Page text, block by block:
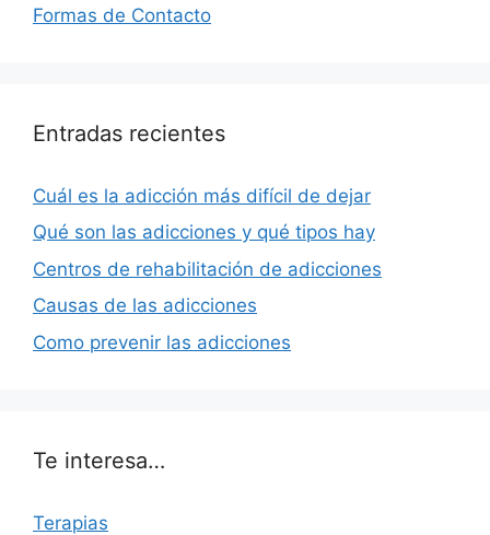
Formas de Contacto
Entradas recientes
Cuál es la adicción más difícil de dejar
Qué son las adicciones y qué tipos hay
Centros de rehabilitación de adicciones
Causas de las adicciones
Como prevenir las adicciones
Te interesa…
Terapias